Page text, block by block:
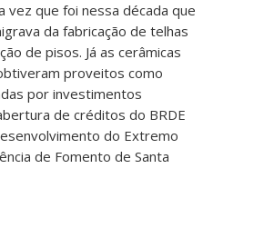
vez que foi nessa década que
da fabricação de telhas
de pisos. Já as cerâmicas
proveitos como
por investimentos
de créditos do BRDE
do Extremo
de Fomento de Santa